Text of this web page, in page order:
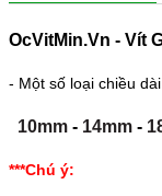
OcVitMin.Vn - Vít
- Một số loại chiều
10mm- 14mm-
***Chú ý: